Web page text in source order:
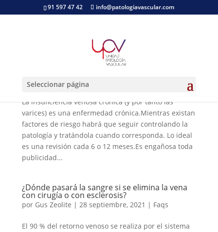
91 597 47 42 info@patologiavascular.com
Seleccionar página
por Gus Zeolite | 28 septiembre, 2021
La insuficiencia venosa crónica (y por tanto las
varices) es una enfermedad crónica.Mientras existan
factores de riesgo habrá que seguir controlando la
patología y tratándola cuando corresponda. Lo ideal
es una revisión cada 6 o 12 meses.Es engañosa toda
publicidad...
¿Dónde pasará la sangre si se elimina la vena
con cirugía o con esclerosis?
por Gus Zeolite | 28 septiembre, 2021 | Faqs
El 90 % del retorno venoso se realiza por el sistema